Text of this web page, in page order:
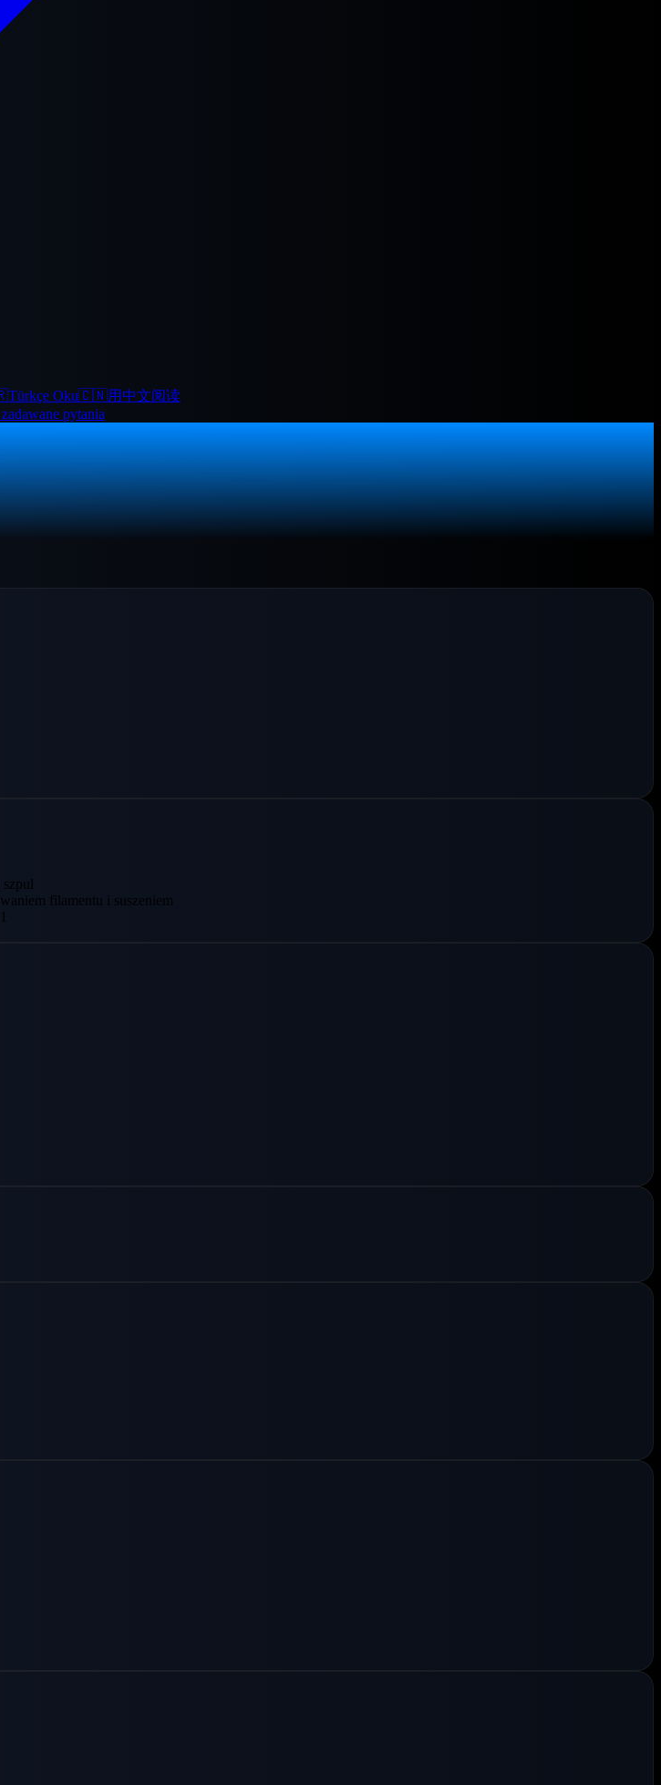
Türkçe Oku🇨🇳用中文阅读
pytania
szpul
filamentu i suszeniem